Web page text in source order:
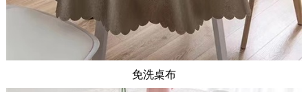
免洗桌布